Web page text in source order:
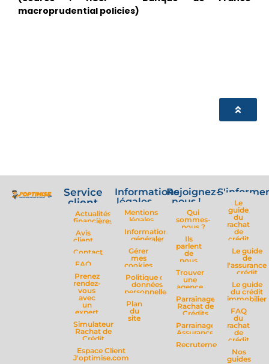
macroprudential policies)
Service
client
Actualités
financières
Avis
client
Contact
FAQ
Prenez
rendez-
vous
avec
un
expert
Simulateur
Rachat de
Crédit
Espace Client
J'optimise.com
Informations
légales
Mentions
légales
Informations
générales
Gérer
mes
cookies
Politique de
données
personnelles
Plan
du
site
Rejoignez-
nous !
Qui
sommes-
nous ?
Ils
parlent
de
nous
Trouver
une
agence
Parrainage
Rachat de
Crédits
Parrainage
Assurance
Recrutement
Le
guide
du
rachat
de
crédit
Le guide
de
l'assurance
crédit
Le guide
du crédit
immobilier
FAQ
du
rachat
de
crédit
Nos
guides